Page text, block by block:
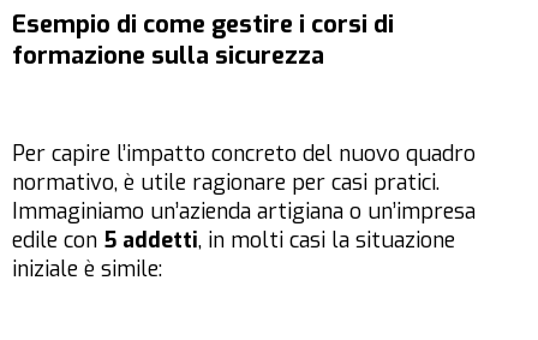
Esempio di come gestire i corsi di
formazione sulla sicurezza
Per capire l’impatto concreto del nuovo quadro
normativo, è utile ragionare per casi pratici.
Immaginiamo un’azienda artigiana o un’impresa
edile con 5 addetti, in molti casi la situazione
iniziale è simile: